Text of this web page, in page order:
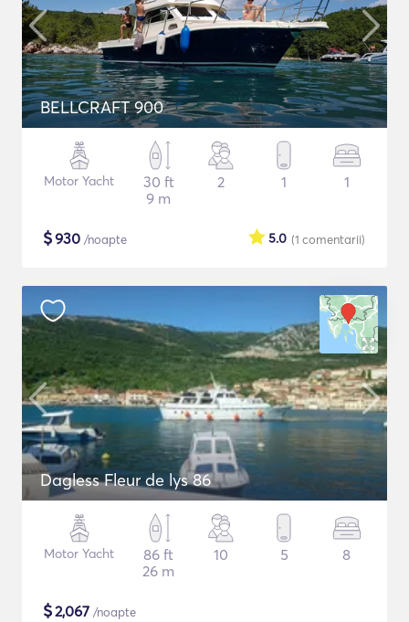
BELLCRAFT 900
Motor Yacht
30 ft
9 m
2 1 1
$930 /noapte (1 comentarii)
5.0
Dagless Fleur de lys 86
Motor Yacht
86 ft
26 m
10 5 8
$2,067 /noapte